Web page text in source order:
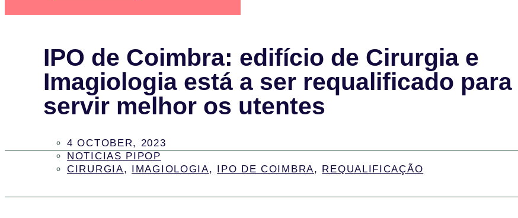
IPO de Coimbra: edifício de Cirurgia e
Imagiologia está a ser requalificado para
servir melhor os utentes
4 OCTOBER, 2023
NOTICIAS PIPOP
CIRURGIA, IMAGIOLOGIA, IPO DE COIMBRA, REQUALIFICAÇÃO